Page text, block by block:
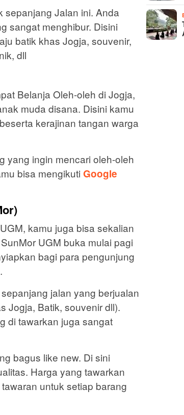
sepanjang Jalan ini. Anda
sangat menghibur. Disini
batik khas Jogja, souvenir,
dll
Belanja Oleh-oleh di Jogja,
muda disana. Disini kamu
kerajinan tangan warga
yang ingin mencari oleh-oleh
bisa mengikuti Google
kamu juga bisa sekalian
UGM buka mulai pagi
bagi para pengunjung
jalan yang berjualan
Jogja, Batik, souvenir dll).
di tawarkan juga sangat
bagus like new. Di sini
Harga yang tawarkan
untuk setiap barang